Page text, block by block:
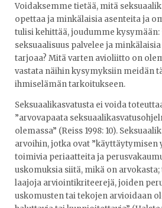
Voidaksemme tietää, mitä
opettaa ja minkälaisia asenteita ja
tulisi kehittää, joudumme
seksuaalisuus palvelee ja
tarjoaa? Mitä varten avioliitto on
vastata näihin kysymyksiin meidän
ihmiselämän tarkoitukseen.
Seksuaalikasvatusta ei voida
”arvovapaata
olemassa” (Reiss 1998: 10).
arvoihin, jotka ovat ”käyttäytymisen
toimivia periaatteita ja
uskomuksia siitä, mikä on
laajoja arviointikriteerejä, joiden
uskomusten tai tekojen arvioidaan